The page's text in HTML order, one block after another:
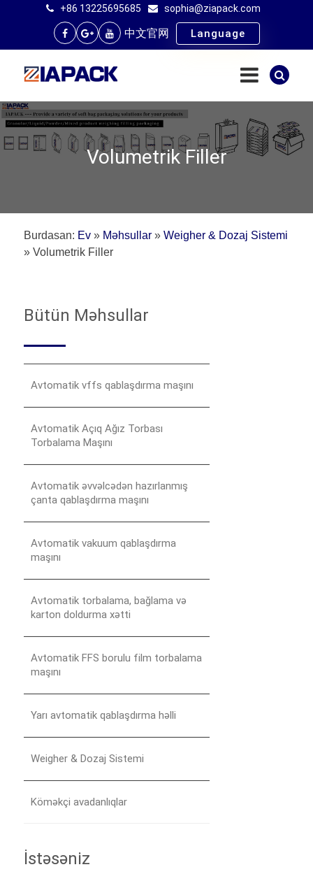
+86 13225695685 sophia@ziapack.com
中文官网 Language
Volumetrik Filler
Burdasan: Ev » Məhsullar » Weigher & Dozaj Sistemi
» Volumetrik Filler
Bütün Məhsullar
Avtomatik vffs qablaşdırma maşını
Avtomatik Açıq Ağız Torbası
Torbalama Maşını
Avtomatik əvvəlcədən hazırlanmış
çanta qablaşdırma maşını
Avtomatik vakuum qablaşdırma
maşını
Avtomatik torbalama, bağlama və
karton doldurma xətti
Avtomatik FFS borulu film torbalama
maşını
Yarı avtomatik qablaşdırma həlli
Weigher & Dozaj Sistemi
Köməkçi avadanlıqlar
İstəsəniz